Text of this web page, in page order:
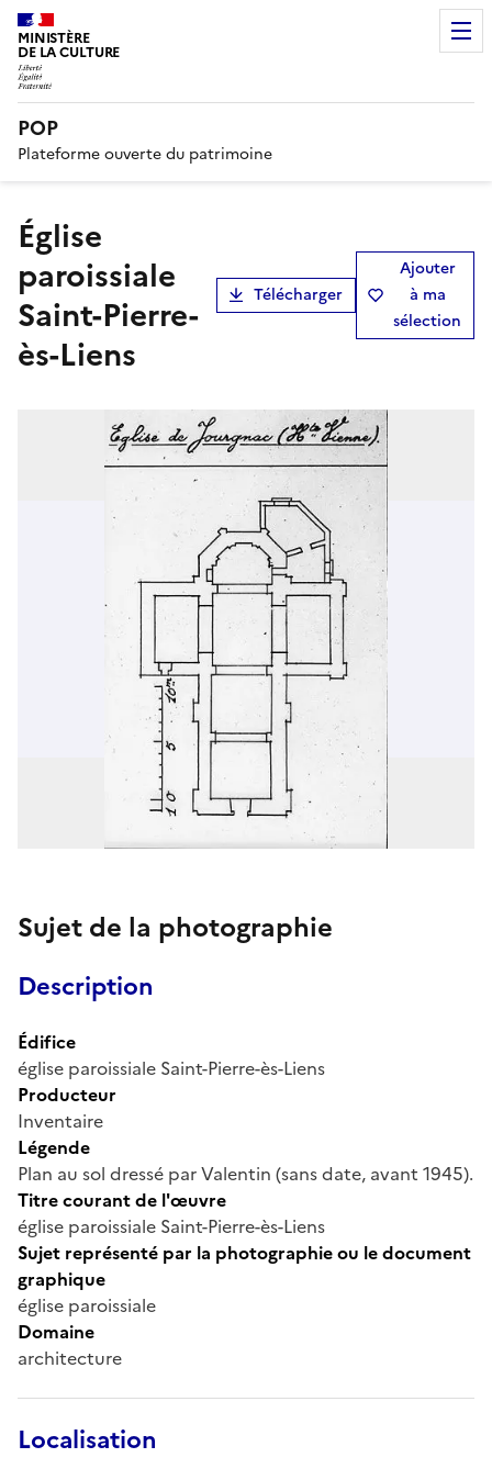
MINISTÈRE
DE LA CULTURE
POP
Plateforme ouverte du patrimoine
église
paroissiale
Saint-Pierre-
ès-Liens
Télécharger
Ajouter
à ma
sélection
Sujet de la photographie
Description
Édifice
église paroissiale Saint-Pierre-ès-Liens
Producteur
Inventaire
Légende
Plan au sol dressé par Valentin (sans date, avant 1945).
Titre courant de l'œuvre
église paroissiale Saint-Pierre-ès-Liens
Sujet représenté par la photographie ou le document
graphique
église paroissiale
Domaine
architecture
Localisation